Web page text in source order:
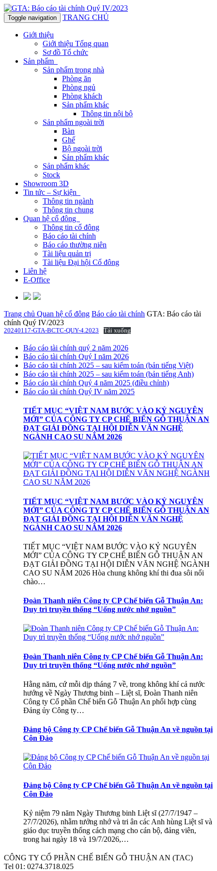
Toggle navigation TRANG CHỦ
Giới thiệu
Giới thiệu Tổng quan
Sơ đồ Tổ chức
Sản phẩm
Sản phẩm trong nhà
Phòng ăn
Phòng ngủ
Phòng khách
Sản phẩm khác
Thông tin nội bộ
Sản phẩm ngoài trời
Bàn
Ghế
Bộ ngoài trời
Sản phẩm khác
Sản phẩm khác
Stock
Showroom 3D
Tin tức – Sự kiện
Thông tin ngành
Thông tin chung
Quan hệ cổ đông
Thông tin cổ đông
Báo cáo tài chính
Báo cáo thường niên
Tài liệu quản trị
Tài liệu Đại hội Cổ đông
Liên hệ
E-Office
Trang chủ Quan hệ cổ đông Báo cáo tài chính GTA: Báo cáo tài
chính Quý IV/2023
20240117-GTA-BCTC-QUY-4.2023 Tải xuống
Báo cáo tài chính quý 2 năm 2026
Báo cáo tài chính Quý I năm 2026
Báo cáo tài chính 2025 – sau kiểm toán (bản tiếng Việt)
Báo cáo tài chính 2025 – sau kiểm toán (bản tiếng Anh)
Báo cáo tài chính Quý 4 năm 2025 (điều chỉnh)
Báo cáo tài chính Quý IV năm 2025
TIẾT MỤC “VIỆT NAM BƯỚC VÀO KỶ NGUYÊN
MỚI” CỦA CÔNG TY CP CHẾ BIẾN GỖ THUẬN AN
ĐẠT GIẢI ĐỒNG TẠI HỘI DIỄN VĂN NGHỆ
NGÀNH CAO SU NĂM 2026
TIẾT MỤC “VIỆT NAM BƯỚC VÀO KỶ NGUYÊN
MỚI” CỦA CÔNG TY CP CHẾ BIẾN GỖ THUẬN AN
ĐẠT GIẢI ĐỒNG TẠI HỘI DIỄN VĂN NGHỆ
NGÀNH CAO SU NĂM 2026
TIẾT MỤC “VIỆT NAM BƯỚC VÀO KỶ NGUYÊN
MỚI” CỦA CÔNG TY CP CHẾ BIẾN GỖ THUẬN AN
ĐẠT GIẢI ĐỒNG TẠI HỘI DIỄN VĂN NGHỆ NGÀNH
CAO SU NĂM 2026 Hòa chung không khí thi đua sôi nổi
chào…
Đoàn Thanh niên Công ty CP Chế biến Gỗ Thuận An:
Duy trì truyền thống “Uống nước nhớ nguồn”
Đoàn Thanh niên Công ty CP Chế biến Gỗ Thuận An:
Duy trì truyền thống “Uống nước nhớ nguồn”
Hằng năm, cứ mỗi dịp tháng 7 về, trong không khí cả nước
hướng về Ngày Thương binh – Liệt sĩ, Đoàn Thanh niên
Công ty Cổ phần Chế biến Gỗ Thuận An phối hợp cùng
Đảng ủy Công ty…
Đảng bộ Công ty CP Chế biến Gỗ Thuận An về nguồn tại
Côn Đảo
Đảng bộ Công ty CP Chế biến Gỗ Thuận An về nguồn tại
Côn Đảo
Kỷ niệm 79 năm Ngày Thương binh Liệt sĩ (27/7/1947 –
27/7/2026), nhằm tưởng nhớ và tri ân các Anh hùng Liệt sĩ và
giáo dục truyền thống cách mạng cho cán bộ, đảng viên,
trong hai ngày 18 và 19/7/2026,…
CÔNG TY CỔ PHẦN CHẾ BIẾN GỖ THUẬN AN (TAC)
Tel 01: 0274.3718.025